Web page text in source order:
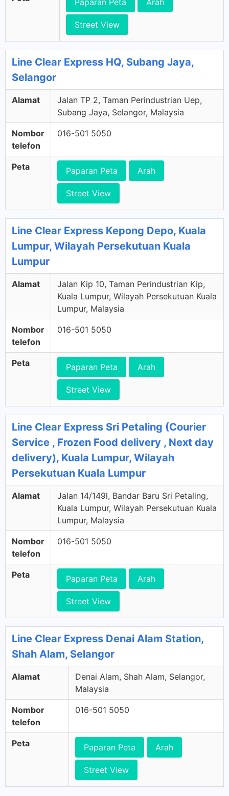
Paparan Peta Arah
Street View
Line Clear Express HQ, Subang Jaya,
Selangor
Alamat
Jalan TP 2, Taman Perindustrian Uep,
Subang Jaya, Selangor, Malaysia
Nombor
telefon
016-501 5050
Peta Paparan Peta Arah
Street View
Line Clear Express Kepong Depo, Kuala
Lumpur, Wilayah Persekutuan Kuala
Lumpur
Alamat
Jalan Kip 10, Taman Perindustrian Kip,
Kuala Lumpur, Wilayah Persekutuan Kuala
Lumpur, Malaysia
Nombor
telefon
016-501 5050
Peta Paparan Peta Arah
Street View
Line Clear Express Sri Petaling (Courier
Service , Frozen Food delivery , Next day
delivery), Kuala Lumpur, Wilayah
Persekutuan Kuala Lumpur
Alamat
Jalan 14/149l, Bandar Baru Sri Petaling,
Kuala Lumpur, Wilayah Persekutuan Kuala
Lumpur, Malaysia
Nombor
telefon
016-501 5050
Peta Paparan Peta Arah
Street View
Line Clear Express Denai Alam Station,
Shah Alam, Selangor
Alamat
Denai Alam, Shah Alam, Selangor,
Malaysia
Nombor
telefon
016-501 5050
Peta Paparan Peta Arah
Street View